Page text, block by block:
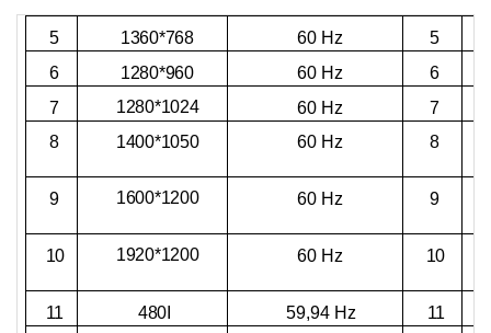
5 1360*768 60 Hz
5
6
1280*960 60 Hz
6
7
1280*1024 60 Hz
7
8
1400*1050 60 Hz 8
9 1600*1200 60 Hz 9
10 1920*1200 60 Hz 10
11 480I 59,94 Hz
11